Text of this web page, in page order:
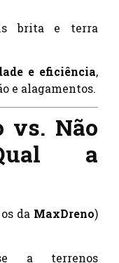
brita e terra
e eficiência,
e alagamentos.
vs. Não
a
da MaxDreno)
a terrenos